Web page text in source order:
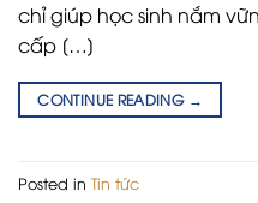
chỉ giúp học sinh nắm
cấp […]
CONTINUE READING →
Posted in Tin tức